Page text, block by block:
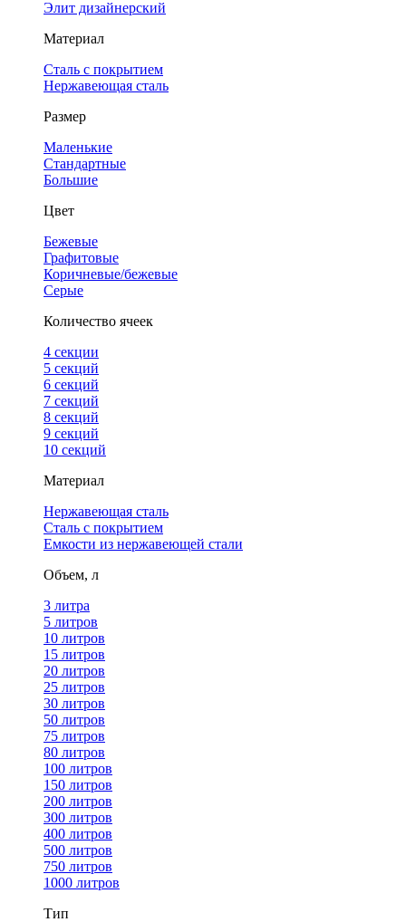
Элит дизайнерский
Материал
Сталь с покрытием
Нержавеющая сталь
Размер
Маленькие
Стандартные
Большие
Цвет
Бежевые
Графитовые
Коричневые/бежевые
Серые
Количество ячеек
4 cекции
5 секций
6 секций
7 секций
8 секций
9 секций
10 секций
Материал
Нержавеющая сталь
Сталь с покрытием
Емкости из нержавеющей стали
Объем, л
3 литра
5 литров
10 литров
15 литров
20 литров
25 литров
30 литров
50 литров
75 литров
80 литров
100 литров
150 литров
200 литров
300 литров
400 литров
500 литров
750 литров
1000 литров
Тип